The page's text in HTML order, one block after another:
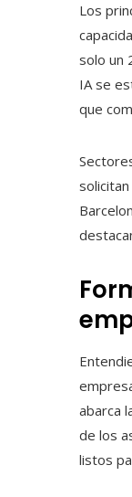
Los
solo un
IA se
que
abarca
de los
listos